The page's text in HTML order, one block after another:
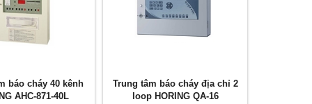
báo cháy 40 kênh
AHC-871-40L
Trung tâm báo cháy địa chỉ 2
loop HORING QA-16